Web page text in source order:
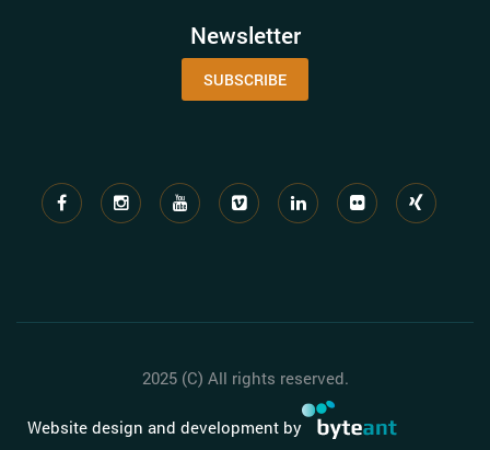
Newsletter
SUBSCRIBE
2025 (C) All rights reserved.
Website design and development by